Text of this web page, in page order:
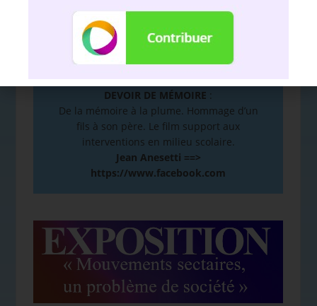
DEVOIR DE MÉMOIRE :
De la mémoire à la plume. Hommage d’un
fils à son père. Le film support aux
interventions en milieu scolaire.
Jean Anesetti ==>
https://www.facebook.com